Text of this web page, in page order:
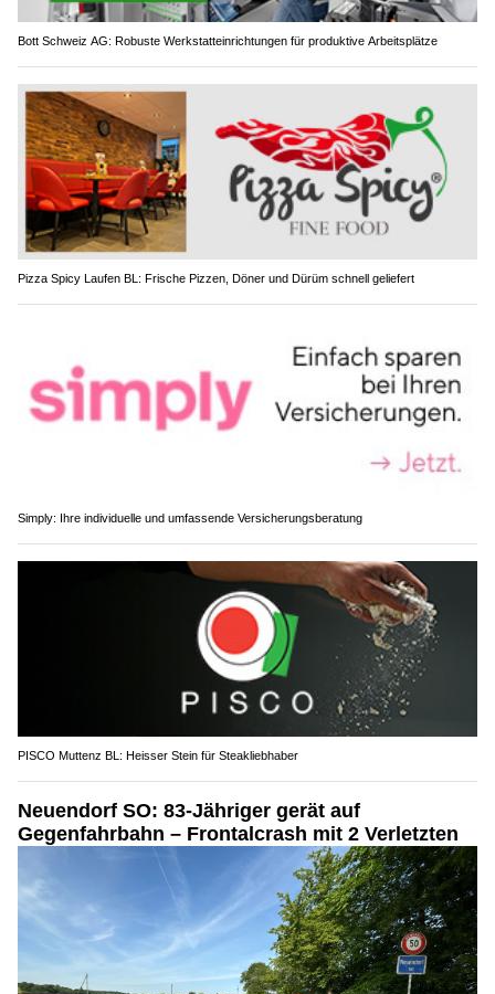
Bott Schweiz AG: Robuste Werkstatteinrichtungen für produktive Arbeitsplätze
Pizza Spicy Laufen BL: Frische Pizzen, Döner und Dürüm schnell geliefert
Simply: Ihre individuelle und umfassende Versicherungsberatung
PISCO Muttenz BL: Heisser Stein für Steakliebhaber
Neuendorf SO: 83-Jähriger gerät auf
Gegenfahrbahn – Frontalcrash mit 2 Verletzten